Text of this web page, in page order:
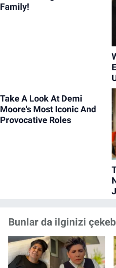
Bunlar da ilginizi